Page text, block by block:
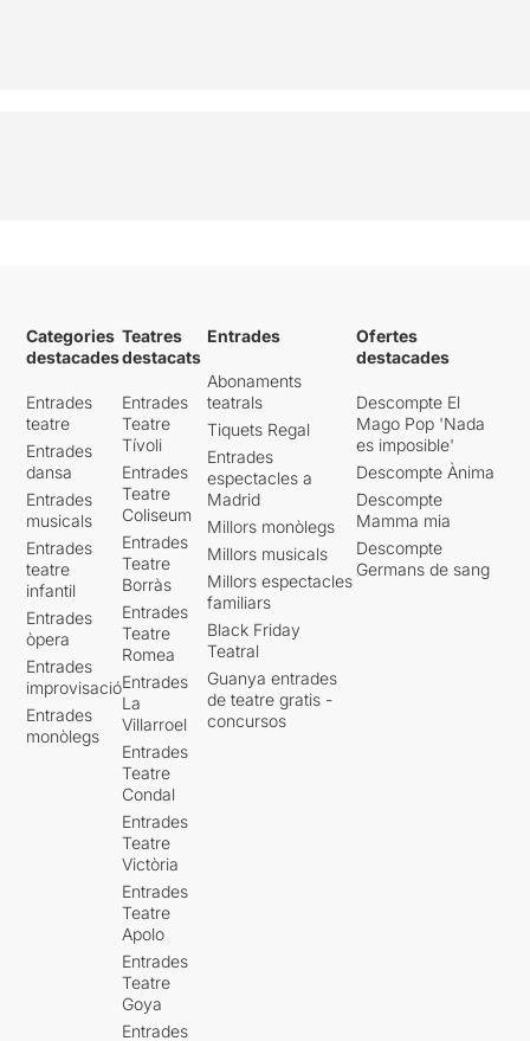
Categories
destacades
Entrades
teatre
Entrades
dansa
Entrades
musicals
Entrades
teatre
infantil
Entrades
òpera
Entrades
improvisació
Entrades
monòlegs
Teatres
destacats
Entrades
Teatre
Tívoli
Entrades
Teatre
Coliseum
Entrades
Teatre
Borràs
Entrades
Teatre
Romea
Entrades
La
Villarroel
Entrades
Teatre
Condal
Entrades
Teatre
Victòria
Entrades
Teatre
Apolo
Entrades
Teatre
Goya
Entrades
Entrades
Abonaments
teatrals
Tiquets Regal
Entrades
espectacles a
Madrid
Millors monòlegs
Millors musicals
Millors espectacles
familiars
Black Friday
Teatral
Guanya entrades
de teatre gratis -
concursos
Ofertes
destacades
Descompte El
Mago Pop 'Nada
es imposible'
Descompte Ànima
Descompte
Mamma mia
Descompte
Germans de sang